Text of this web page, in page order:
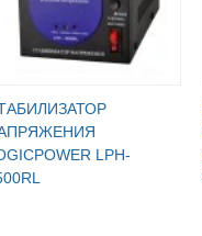
LPH-